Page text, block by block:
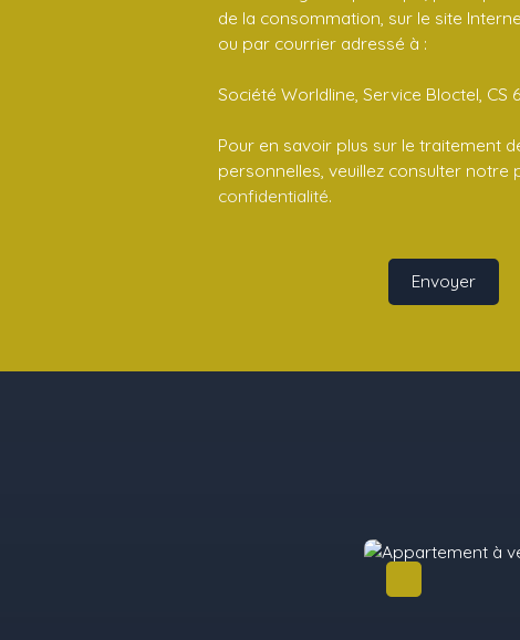
de la consommation, sur le site
ou par courrier adressé à :
Société Worldline, Service Bloctel, CS
Pour en savoir plus sur le traitement
personnelles, veuillez consulter notre
confidentialité.
Envoyer